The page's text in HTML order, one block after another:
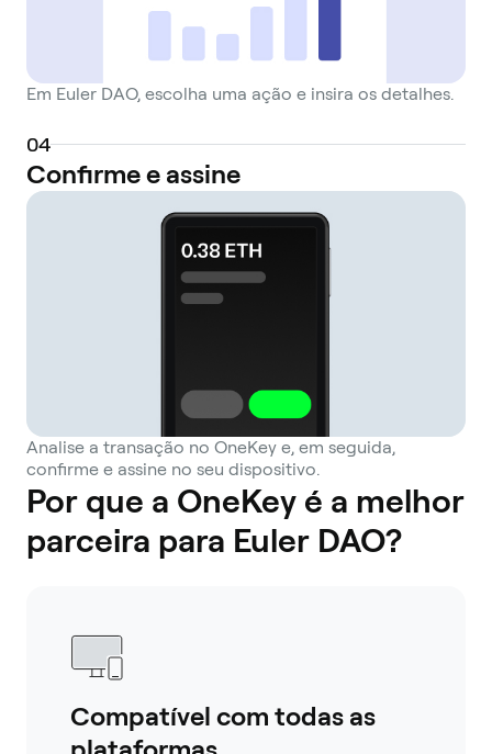
Em Euler DAO, escolha uma ação e insira os detalhes.
04
Confirme e assine
Analise a transação no OneKey e, em seguida,
confirme e assine no seu dispositivo.
Por que a OneKey é a melhor
parceira para Euler DAO?
Compatível com todas as